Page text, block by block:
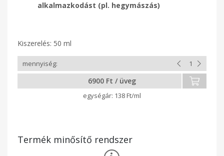
alkalmazkodást (pl. hegymászás)
Kiszerelés: 50 ml
6900 Ft / üveg
138 Ft/ml
Termék minősítő rendszer